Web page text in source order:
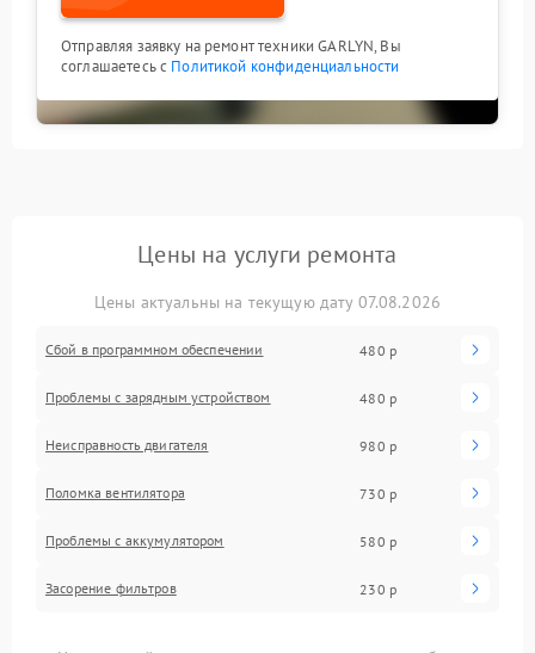
Отправляя заявку на ремонт техники GARLYN, Вы
соглашаетесь с Политикой конфиденциальности
Цены на услуги ремонта
Цены актуальны на текущую дату 07.08.2026
Сбой в программном обеспечении 480 р
Проблемы с зарядным устройством 480 р
Неисправность двигателя 980 р
Поломка вентилятора 730 р
Проблемы с аккумулятором 580 р
Засорение фильтров 230 р